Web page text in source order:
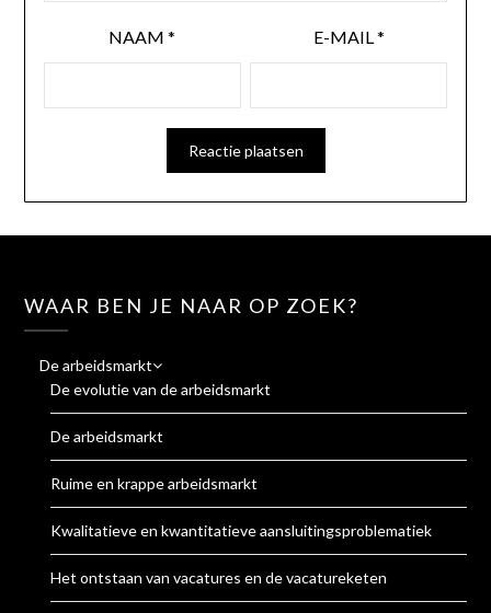
NAAM* E-MAIL *
WAAR BEN JE NAAR OP ZOEK?
De arbeidsmarkt
De evolutie van de arbeidsmarkt
De arbeidsmarkt
Ruime en krappe arbeidsmarkt
Kwalitatieve en kwantitatieve aansluitingsproblematiek
Het ontstaan van vacatures en de vacatureketen